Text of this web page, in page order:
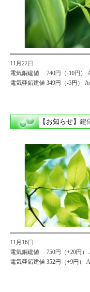
11月22日
電気銅建値 740円（-10円）
電気亜鉛建値 349円（-3円）
【お知らせ】 建
11月16日
電気銅建値 750円（+20円）
電気亜鉛建値 352円（+9円）